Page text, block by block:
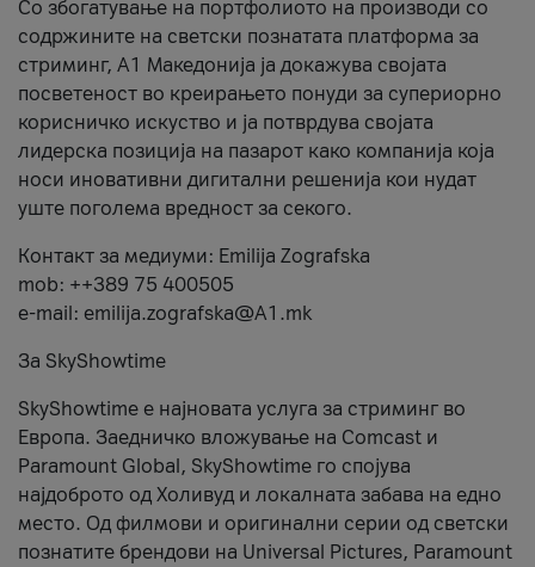
Со збогатување на портфолиото на производи со
содржините на светски познатата платформа за
стриминг, А1 Македонија ја докажува својата
посветеност во креирањето понуди за супериорно
корисничко искуство и ја потврдува својата
лидерска позиција на пазарот како компанија која
носи иновативни дигитални решенија кои нудат
уште поголема вредност за секого.
Контакт за медиуми: Emilija Zografska
mob: ++389 75 400505
e-mail: emilija.zografska@A1.mk
За SkyShowtime
SkyShowtime е најновата услуга за стриминг во
Европа. Заедничко вложување на Comcast и
Paramount Global, SkyShowtime го спојува
најдоброто од Холивуд и локалната забава на едно
место. Од филмови и оригинални серии од светски
познатите брендови на Universal Pictures, Paramount